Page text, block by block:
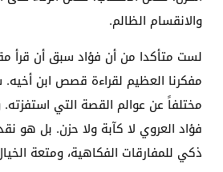
والانقسام الظالم.
لست متأكدا من أن فؤاد سبق أن قرأ
مفكرنا العظيم لقراءة قصص ابن
مختلفاً عن عوالم القصة التي
فؤاد العروي لا كآبة ولا حزن. بل هو
ذكي للمفارقات الفكاهية، ومتعة